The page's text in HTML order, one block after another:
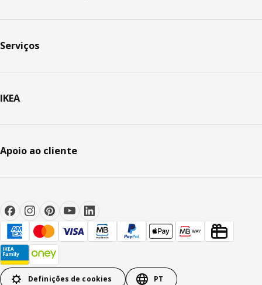
Serviços
IKEA
Apoio ao cliente
Definições de cookies PT